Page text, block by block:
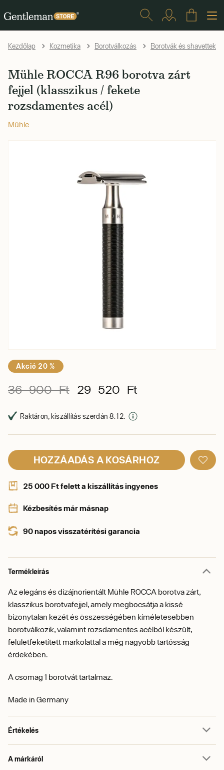
Kezdőlap Kozmetika Borotválkozás Borotvák és shavettek
Mühle ROCCA R96 borotva zárt
fejjel (klasszikus / fekete
rozsdamentes acél)
Mühle
Akció 20 %
36 900 Ft 29 520 Ft
Raktáron, kiszállítás szerdán 8. 12.
HOZZÁADÁS A KOSÁRHOZ
25 000 Ft felett a kiszállítás ingyenes
Kézbesítés már másnap
90 napos visszatérítési garancia
Termékleírás
Az elegáns és dizájnorientált Mühle ROCCA borotva zárt,
klasszikus borotvafejjel, amely megbocsátja a kissé
bizonytalan kezét és összességében kíméletesebben
borotválkozik, valamint rozsdamentes acélból készült,
felületfeketített markolattal a még nagyobb tartósság
érdekében.
A csomag 1 borotvát tartalmaz.
Made in Germany
Értékelés
A márkáról